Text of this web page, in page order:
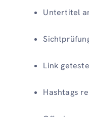
Untertitel
Link
Hashtags